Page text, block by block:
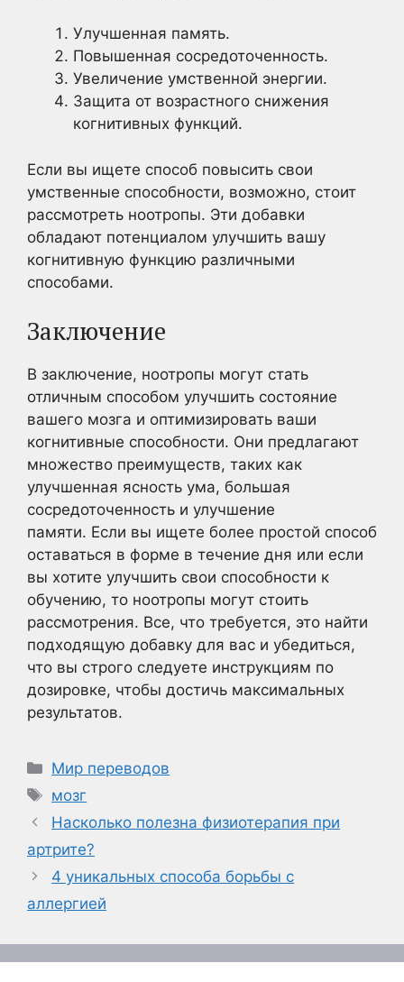
Улучшенная память.
Повышенная сосредоточенность.
Увеличение умственной энергии.
Защита от возрастного снижения
когнитивных функций.
Если вы ищете способ повысить свои
умственные способности, возможно, стоит
рассмотреть ноотропы. Эти добавки
обладают потенциалом улучшить вашу
когнитивную функцию различными
способами.
Заключение
В заключение, ноотропы могут стать
отличным способом улучшить состояние
вашего мозга и оптимизировать ваши
когнитивные способности. Они предлагают
множество преимуществ, таких как
улучшенная ясность ума, большая
сосредоточенность и улучшение
памяти. Если вы ищете более простой способ
оставаться в форме в течение дня или если
вы хотите улучшить свои способности к
обучению, то ноотропы могут стоить
рассмотрения. Все, что требуется, это найти
подходящую добавку для вас и убедиться,
что вы строго следуете инструкциям по
дозировке, чтобы достичь максимальных
результатов.
Рубрики
Мир переводов
Метки
мозг
Насколько полезна физиотерапия при
артрите?
4 уникальных способа борьбы с
аллергией